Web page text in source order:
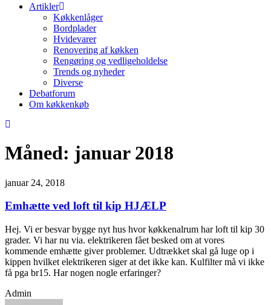
Artikler
Køkkenlåger
Bordplader
Hvidevarer
Renovering af køkken
Rengøring og vedligeholdelse
Trends og nyheder
Diverse
Debatforum
Om køkkenkøb
Måned: januar 2018
januar 24, 2018
Emhætte ved loft til kip HJÆLP
Hej. Vi er besvar bygge nyt hus hvor køkkenalrum har loft til kip 30
grader. Vi har nu via. elektrikeren fået besked om at vores
kommende emhætte giver problemer. Udtrækket skal gå luge op i
kippen hvilket elektrikeren siger at det ikke kan. Kulfilter må vi ikke
få pga br15. Har nogen nogle erfaringer?
Admin